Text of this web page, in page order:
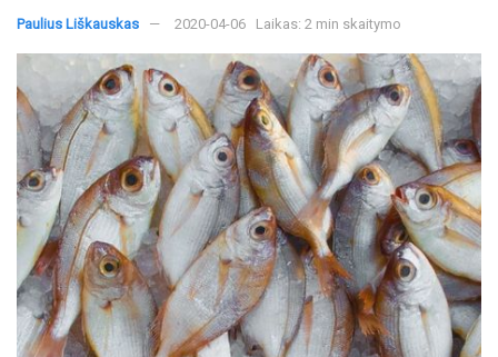
Paulius Liškauskas 2020-04-06 Laikas: 2 min skaitymo